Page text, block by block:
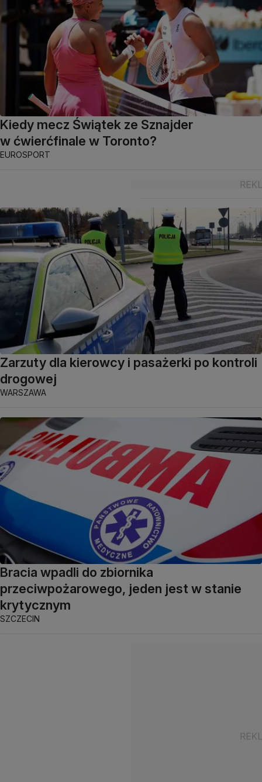
Kiedy mecz Świątek ze Sznajder
w ćwierćfinale w Toronto?
EUROSPORT
Zarzuty dla kierowcy i pasażerki po kontroli
drogowej
WARSZAWA
Bracia wpadli do zbiornika
przeciwpożarowego, jeden jest w stanie
krytycznym
SZCZECIN